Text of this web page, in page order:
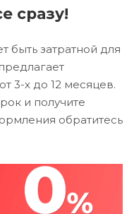
сразу!
быть затратной для
3-х до 12 месяцев.
и получите
обратитесь